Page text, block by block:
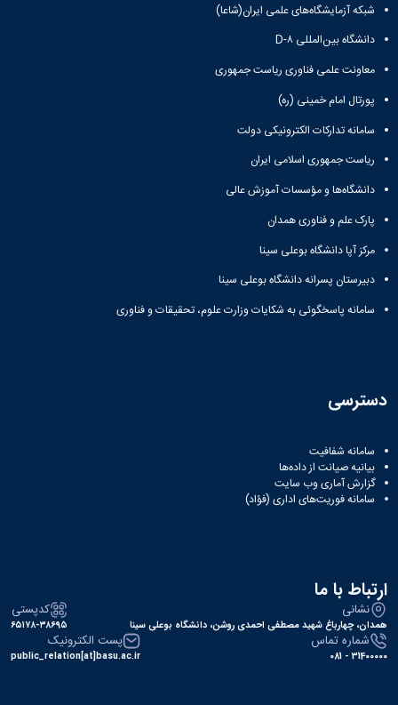
شبکه آزمایشگاه‌های علمی ایران(شاعا)
دانشگاه بین‌المللی D-۸
معاونت علمی فناوری ریاست جمهوری
پورتال امام خمینی (ره)
سامانه تدارکات الکترونیکی دولت
ریاست جمهوری اسلامی ایران
دانشگاه‌ها و مؤسسات آموزش عالی
پارک علم و فناوری همدان
مرکز آپا دانشگاه بوعلی سینا
دبیرستان پسرانه دانشگاه بوعلی سینا
سامانه پاسخگوئی به شکایات وزارت علوم، تحقیقات و فناوری
دسترسی
سامانه شفافیت
بیانیه صیانت از داده‌ها
گزارش آماری وب‌ سایت
سامانه فوریت‌های اداری (فؤاد)
ارتباط با ما
نشانی
همدان، چهارباغ شهید مصطفی احمدی روشن، دانشگاه بوعلی سینا
کدپستی
۶۵۱۷۸-۳۸۶۹۵
شماره تماس
31400000 - 081
پست الکترونیک
public_relation[at]basu.ac.ir